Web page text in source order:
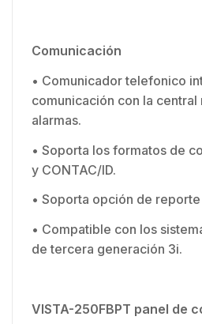
Comunicación
• Comunicador telefonico
comunicación con la
alarmas.
• Soporta los formatos de
y CONTAC/ID.
• Soporta opción de
• Compatible con los
de tercera generación 3i.
VISTA-250FBPT panel de